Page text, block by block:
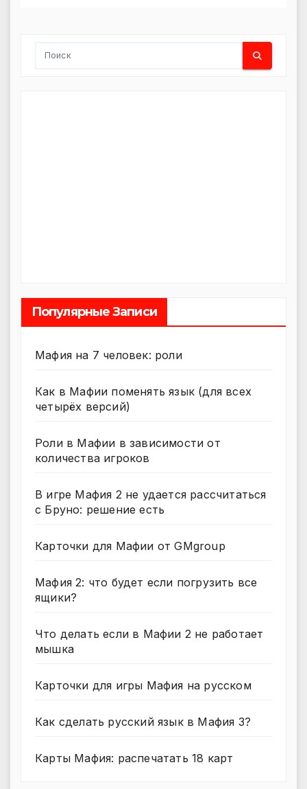
Популярные Записи
Мафия на 7 человек: роли
Как в Мафии поменять язык (для всех
четырёх версий)
Роли в Мафии в зависимости от
количества игроков
В игре Мафия 2 не удается рассчитаться
с Бруно: решение есть
Карточки для Мафии от GMgroup
Мафия 2: что будет если погрузить все
ящики?
Что делать если в Мафии 2 не работает
мышка
Карточки для игры Мафия на русском
Как сделать русский язык в Мафия 3?
Карты Мафия: распечатать 18 карт